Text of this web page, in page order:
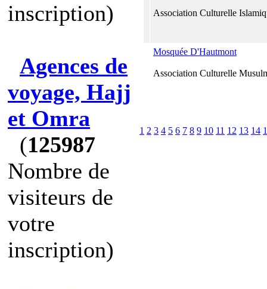
inscription)
Agences de
voyage, Hajj
et Omra
(125987
Nombre de
visiteurs de
votre
inscription)
Association Culturelle
Mosquée D'Hautmont
Association Culturelle
1 2 3 4 5 6 7 8 9 10 11 12 13 14